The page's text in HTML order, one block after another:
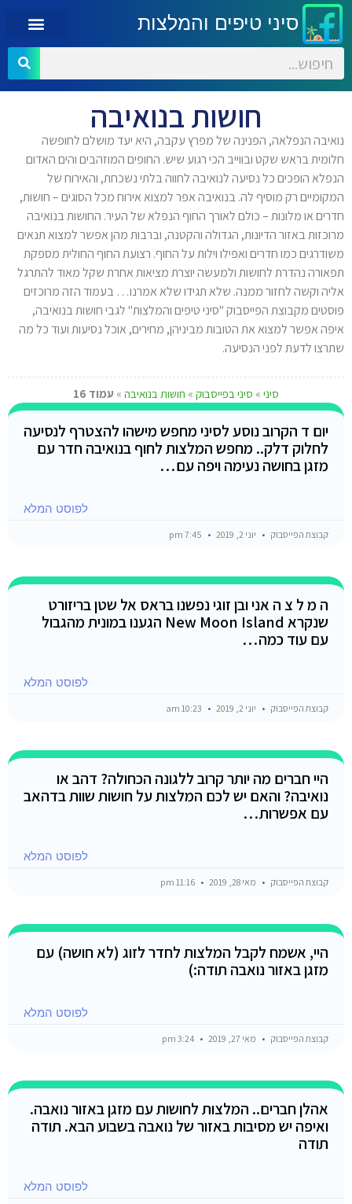
סיני טיפים והמלצות
חושות בנואיבה
נואיבה הנפלאה, הפנינה של מפרץ עקבה, היא יעד מושלם לחופשה
חלומית בראש שקט ובווייב הכי רגוע שיש. החופים המוזהבים והים האדום
הנפלא הופכים כל נסיעה לנואיבה לחווה בלתי נשכחת, והאירוח של
המקומיים רק מוסיף לה. בנואיבה אפר למצוא אירוח מכל הסוגים – חושות,
חדרים או מלונות – כולם לאורך החוף הנפלא של העיר. החושות בנואיבה
מרוכזות באזור הדיונות, הגדולה והקטנה, וברבות מהן אפשר למצוא תנאים
משודרגים כמו חדרים ואפילו וילות על החוף. רצועת החוף החולית מספקת
תפאורה נהדרת לחושות ולמעשה יוצרת מציאות אחרת שקל מאוד להתרגל
אליה וקשה לחזור ממנה. שלא תגידו שלא אמרנו… בעמוד הזה מרוכזים
פוסטים מקבוצת הפייסבוק "סיני טיפים והמלצות" לגבי חושות בנואיבה,
איפה אפשר למצוא את הטובות מביניהן, מחירים, אוכל נסיעות ועוד כל מה
שתרצו לדעת לפני הנסיעה.
סיני » סיני בפייסבוק » חושות בנואיבה » עמוד 16
יום ד הקרוב נוסע לסיני מחפש מישהו להצטרף לנסיעה
לחלוק דלק.. מחפש המלצות לחוף בנואיבה חדר עם
מזגן בחושה נעימה ויפה עם…
לפוסט המלא
קבוצת הפייסבוק יוני 2, 2019
ה מ ל צ ה אני ובן זוגי נפשנו בראס אל שטן בריזורט
שנקרא New Moon Island הגענו במונית מהגבול
עם עוד כמה…
לפוסט המלא
קבוצת הפייסבוק יוני 2, 2019
היי חברים מה יותר קרוב ללגונה הכחולה? דהב או
נואיבה? והאם יש לכם המלצות על חושות שוות בדהאב
עם אפשרות…
לפוסט המלא
קבוצת הפייסבוק מאי 28, 2019
היי, אשמח לקבל המלצות לחדר לזוג (לא חושה) עם
מזגן באזור נואבה תודה:)
לפוסט המלא
קבוצת הפייסבוק מאי 27, 2019
אהלן חברים.. המלצות לחושות עם מזגן באזור נואבה.
ואיפה יש מסיבות באזור של נואבה בשבוע הבא. תודה
תודה
לפוסט המלא